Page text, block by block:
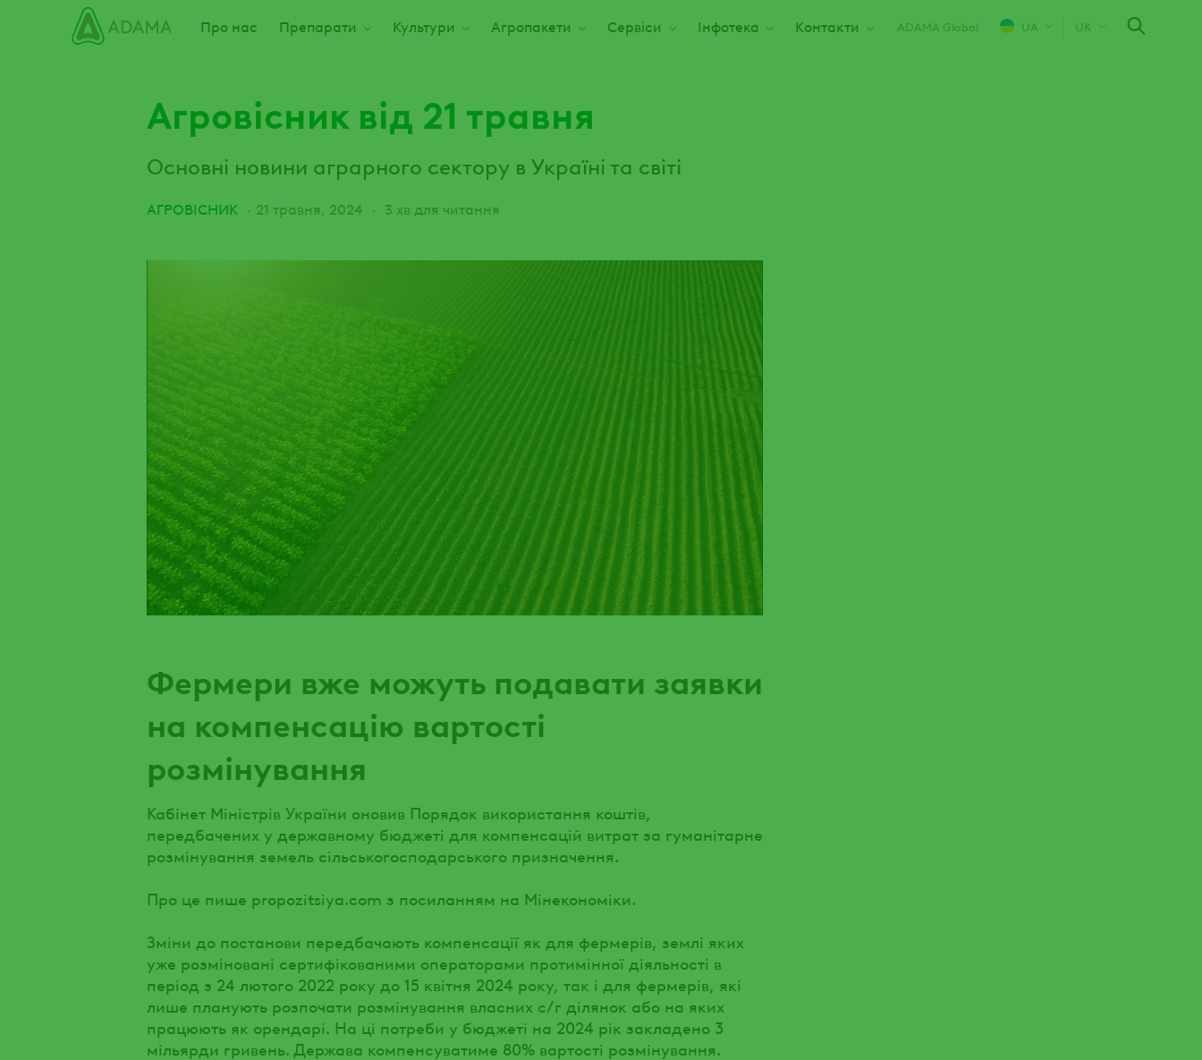
Пропустити
Про нас Препарати Культури Агропакети Сервіси Інфотека Контакти ADAMA Global UA UK
Агровісник від 21 травня
Основні новини аграрного сектору в Україні та світі
АГРОВІСНИК 21 травня, 2024 3 хв для читання
Фермери вже можуть подавати заявки
на компенсацію вартості
розмінування
Кабінет Міністрів України оновив Порядок використання коштів,
передбачених у державному бюджеті для компенсацій витрат за гуманітарне
розмінування земель сільськогосподарського призначення.
Про це пише propozitsiya.com з посиланням на Мінекономіки.
Зміни до постанови передбачають компенсації як для фермерів, землі яких
уже розміновані сертифікованими операторами протимінної діяльності в
період з 24 лютого 2022 року до 15 квітня 2024 року, так і для фермерів, які
лише планують розпочати розмінування власних с/г ділянок або на яких
працюють як орендарі. На ці потреби у бюджеті на 2024 рік закладено 3
мільярди гривень. Держава компенсуватиме 80% вартості розмінування.